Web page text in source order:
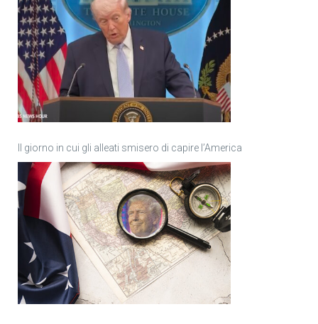
Il giorno in cui gli alleati smisero di capire l’America